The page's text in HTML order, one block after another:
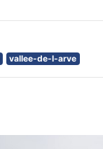
vallee-de-l-arve